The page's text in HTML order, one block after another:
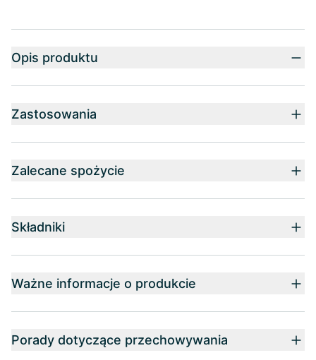
Opis produktu
Zastosowania
Zalecane spożycie
Składniki
Ważne informacje o produkcie
Porady dotyczące przechowywania